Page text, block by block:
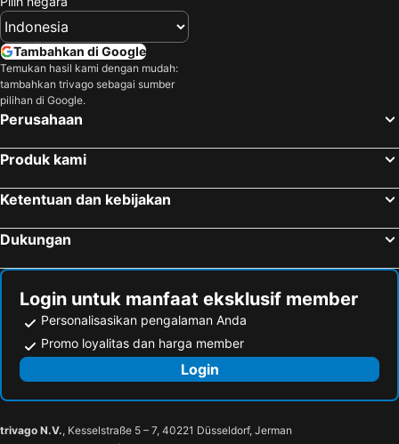
Tambahkan di Google
Temukan hasil kami dengan mudah:
tambahkan trivago sebagai sumber
pilihan di Google.
Perusahaan
Produk kami
Ketentuan dan kebijakan
Dukungan
Login untuk manfaat eksklusif member
Personalisasikan pengalaman Anda
Promo loyalitas dan harga member
Login
trivago N.V., Kesselstraße 5 – 7, 40221 Düsseldorf, Jerman